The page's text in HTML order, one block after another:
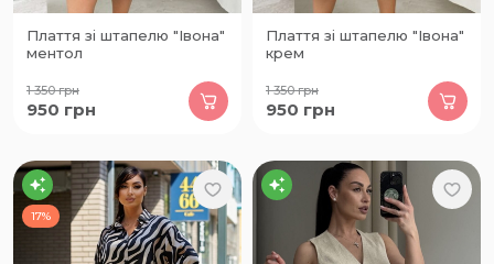
Плаття зі штапелю "Івона"
ментол
1 350грн
950 грн
Плаття зі штапелю "Івона"
крем
1 350грн
950 грн
17%